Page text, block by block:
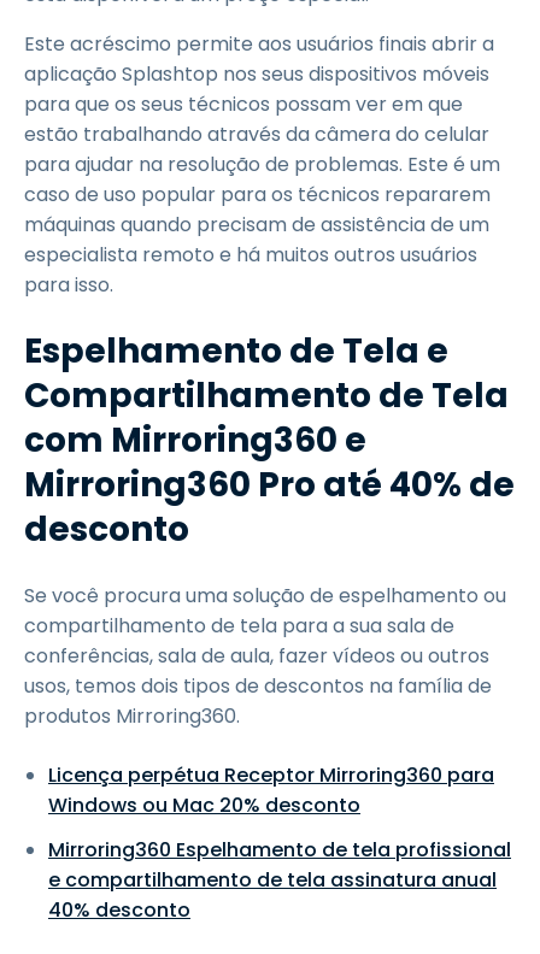
Este acréscimo permite aos usuários finais abrir a
aplicação Splashtop nos seus dispositivos móveis
para que os seus técnicos possam ver em que
estão trabalhando através da câmera do celular
para ajudar na resolução de problemas. Este é um
caso de uso popular para os técnicos repararem
máquinas quando precisam de assistência de um
especialista remoto e há muitos outros usuários
para isso.
Espelhamento de Tela e
Compartilhamento de Tela
com Mirroring360 e
Mirroring360 Pro até 40% de
desconto
Se você procura uma solução de espelhamento ou
compartilhamento de tela para a sua sala de
conferências, sala de aula, fazer vídeos ou outros
usos, temos dois tipos de descontos na família de
produtos Mirroring360.
Licença perpétua Receptor Mirroring360 para
Windows ou Mac 20% desconto
Mirroring360 Espelhamento de tela profissional
e compartilhamento de tela assinatura anual
40% desconto